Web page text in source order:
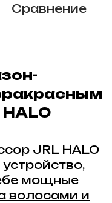
Сравнение
JRL HALO
мощные
волосами и